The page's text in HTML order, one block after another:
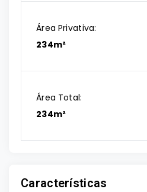
Área Privativa:
234m²
Área Total:
234m²
Características